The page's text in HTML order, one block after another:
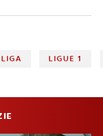
LIGUE 1